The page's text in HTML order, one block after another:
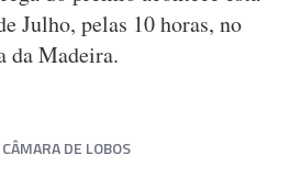
Julho, pelas 10 horas, no
da Madeira.
DE LOBOS